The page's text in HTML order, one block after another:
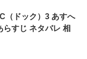
（ドック）3 あすへ
らすじ ネタバレ 相